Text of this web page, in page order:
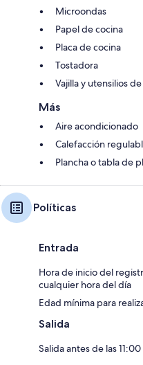
Microondas
Papel de cocina
Placa de cocina
Tostadora
Vajilla y utensilios
Más
Aire acondicionado
Calefacción
Plancha o tabla de
Políticas
Entrada
Hora de inicio del
cualquier hora del día
Edad mínima para
Salida
Salida antes de las 11:00